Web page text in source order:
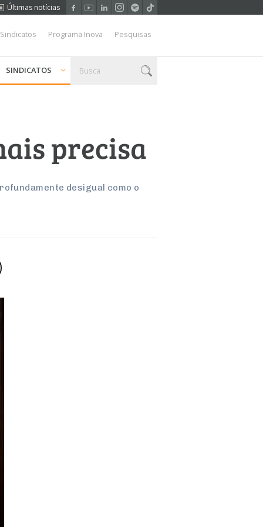
Últimas notícias
Programa Inova Pesquisas
SINDICATOS
precisa
desigual como o